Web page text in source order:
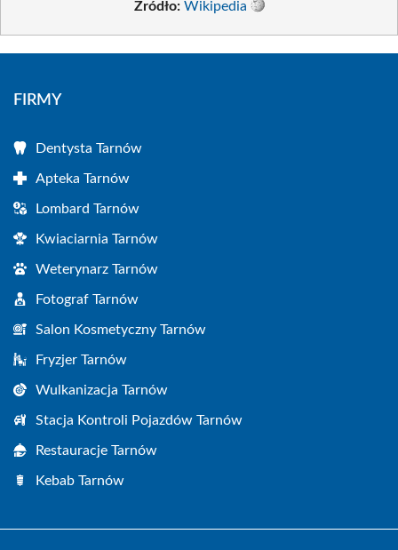
Źródło: Wikipedia
FIRMY
Dentysta Tarnów
Apteka Tarnów
Lombard Tarnów
Kwiaciarnia Tarnów
Weterynarz Tarnów
Fotograf Tarnów
Salon Kosmetyczny Tarnów
Fryzjer Tarnów
Wulkanizacja Tarnów
Stacja Kontroli Pojazdów Tarnów
Restauracje Tarnów
Kebab Tarnów